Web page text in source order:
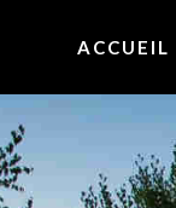
ACCUEIL